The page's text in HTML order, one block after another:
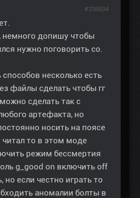
, немного допишу чтобы
нужно поговорить со.
способов несколько есть
файлы сделать чтобы гг
сделать так с
артефакта, но
носить на поясе
читал то в этом моде
режим бессмертия
g_good on включить off
но если честно играть то
аномалии болты в
#298604